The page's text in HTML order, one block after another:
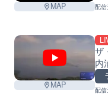
MAP 配信
MAP
ザ
内
配信